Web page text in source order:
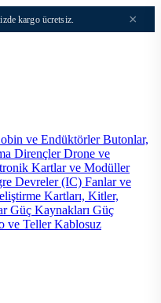
kargo ücretsiz. ×
ve EndüktörlerButonlar,
DirençlerDrone ve
Kartlar ve Modüller
Devreler (IC) Fanlar ve
Kartları, Kitler,
Güç Kaynakları Güç
ve TellerKablosuz